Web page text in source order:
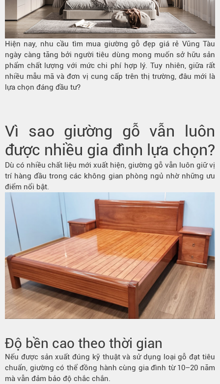
Hiện nay, nhu cầu tìm mua giường gỗ đẹp giá rẻ Vũng Tàu
ngày càng tăng bởi người tiêu dùng mong muốn sở hữu sản
phẩm chất lượng với mức chi phí hợp lý. Tuy nhiên, giữa rất
nhiều mẫu mã và đơn vị cung cấp trên thị trường, đâu mới là
lựa chọn đáng đầu tư?
Vì sao giường gỗ vẫn luôn
được nhiều gia đình lựa chọn?
Dù có nhiều chất liệu mới xuất hiện, giường gỗ vẫn luôn giữ vị
trí hàng đầu trong các không gian phòng ngủ nhờ những ưu
điểm nổi bật.
Độ bền cao theo thời gian
Nếu được sản xuất đúng kỹ thuật và sử dụng loại gỗ đạt tiêu
chuẩn, giường có thể đồng hành cùng gia đình từ 10–20 năm
mà vẫn đảm bảo độ chắc chắn.